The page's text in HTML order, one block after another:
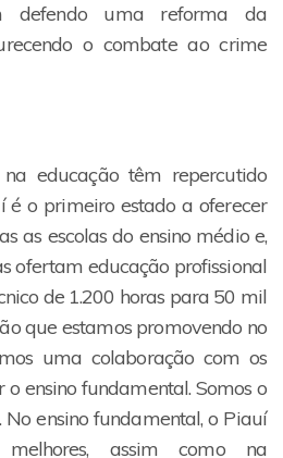
defendo uma reforma da
o combate ao crime
educação têm repercutido
é o primeiro estado a oferecer
as escolas do ensino médio e,
ofertam educação profissional
de 1.200 horas para 50 mil
que estamos promovendo no
uma colaboração com os
ensino fundamental. Somos o
ensino fundamental, o Piauí
assim como na